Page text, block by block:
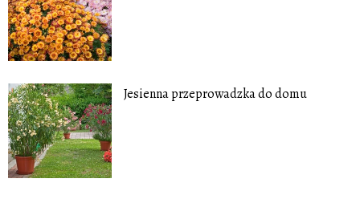
Jesienna przeprowadzka do domu